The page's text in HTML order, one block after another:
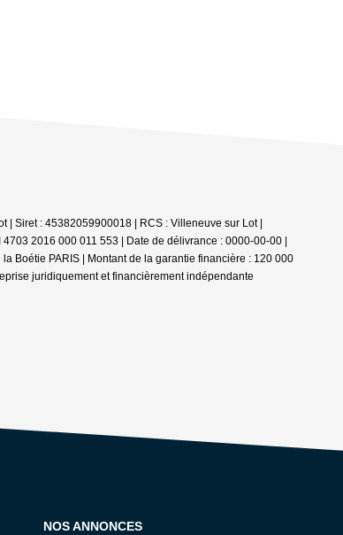
Siret : 45382059900018 | RCS : Villeneuve sur Lot |
4703 2016 000 011 553 | Date de délivrance : 0000-00-00 |
Boétie PARIS | Montant de la garantie financière : 120 000
juridiquement et financièrement indépendante
NOS ANNONCES